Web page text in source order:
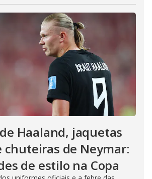
Haaland, jaquetas
chuteiras de Neymar:
de estilo na Copa